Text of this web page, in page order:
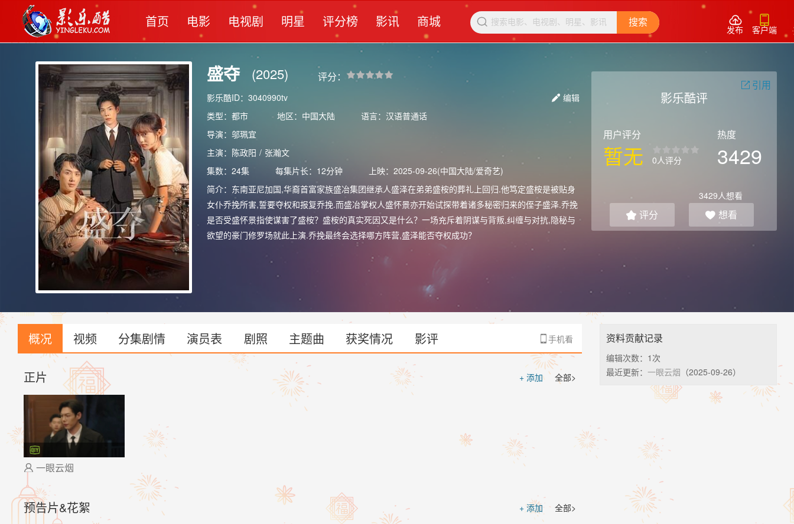
首页 电影 电视剧 明星 评分榜 影讯 商城  搜索 
发布

客户端
盛夺 (2025) 评分：
影乐酷ID：3040990tv  编辑
类型： 都市 地区：中国大陆
语言：汉语普通话
导演： 邬珮宜
主演： 陈政阳 / 张瀚文
集数：24集
每集片长：12分钟
上映：2025-09-26(中国大陆/爱奇艺)
简介： 东南亚尼加国,华裔首富家族盛冶集团继承人盛泽在弟弟盛桉的葬礼上回归.他笃定盛桉是被贴身
女仆乔挽所害,誓要夺权和报复乔挽.而盛冶掌权人盛怀景亦开始试探带着诸多秘密归来的侄子盛泽.乔挽
是否受盛怀景指使谋害了盛桉？盛桉的真实死因又是什么？一场充斥着阴谋与背叛,纠缠与对抗,隐秘与
欲望的豪门修罗场就此上演.乔挽最终会选择哪方阵营,盛泽能否夺权成功？
影乐酷评
 引用
用户评分
暂无 0人评分
热度
3429
3429人想看
 评分  想看
 手机看
概况 视频 分集剧情 演员表 剧照 主题曲 获奖情况 影评
全部>
+ 添加
正片
 一眼云烟
全部>
+ 添加
预告片&花絮
资料贡献记录
编辑次数： 1次
最近更新： 一眼云烟 （2025-09-26）